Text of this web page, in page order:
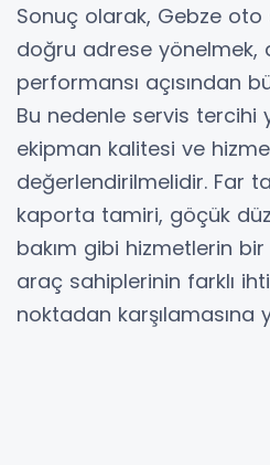
Sonuç olarak, Gebze oto
doğru adrese yönelmek,
performansı açısından
Bu nedenle servis tercihi
ekipman kalitesi ve
değerlendirilmelidir. Far
kaporta tamiri, göçük
bakım gibi hizmetlerin
araç sahiplerinin farklı
noktadan karşılamasına